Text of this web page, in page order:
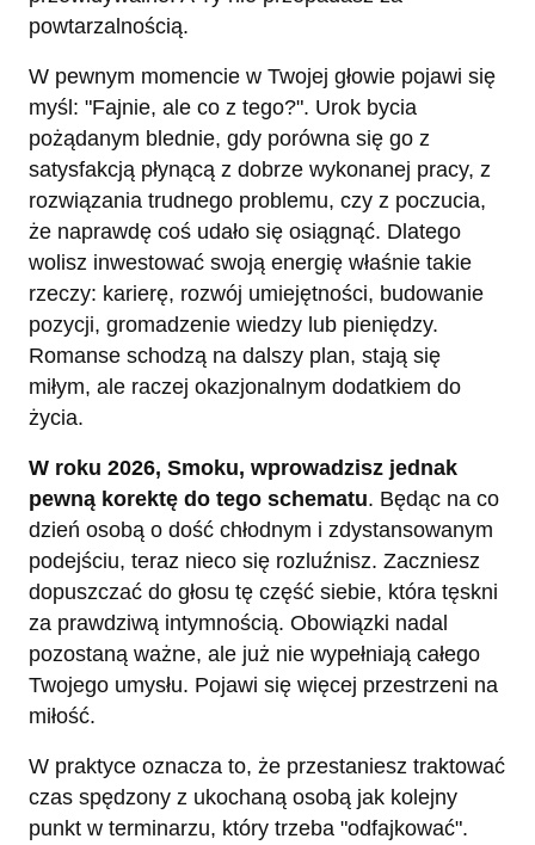
powtarzalnością.
W pewnym momencie w Twojej głowie pojawi się
myśl: "Fajnie, ale co z tego?". Urok bycia
pożądanym blednie, gdy porówna się go z
satysfakcją płynącą z dobrze wykonanej pracy, z
rozwiązania trudnego problemu, czy z poczucia,
że naprawdę coś udało się osiągnąć. Dlatego
wolisz inwestować swoją energię właśnie takie
rzeczy: karierę, rozwój umiejętności, budowanie
pozycji, gromadzenie wiedzy lub pieniędzy.
Romanse schodzą na dalszy plan, stają się
miłym, ale raczej okazjonalnym dodatkiem do
życia.
W roku 2026, Smoku, wprowadzisz jednak
pewną korektę do tego schematu. Będąc na co
dzień osobą o dość chłodnym i zdystansowanym
podejściu, teraz nieco się rozluźnisz. Zaczniesz
dopuszczać do głosu tę część siebie, która tęskni
za prawdziwą intymnością. Obowiązki nadal
pozostaną ważne, ale już nie wypełniają całego
Twojego umysłu. Pojawi się więcej przestrzeni na
miłość.
W praktyce oznacza to, że przestaniesz traktować
czas spędzony z ukochaną osobą jak kolejny
punkt w terminarzu, który trzeba "odfajkować".